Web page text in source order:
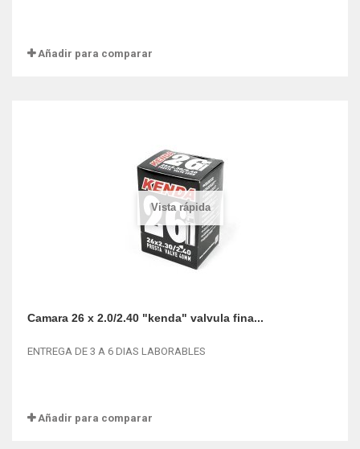
Añadir para comparar
Vista rápida
Camara 26 x 2.0/2.40 "kenda" valvula fina...
ENTREGA DE 3 A 6 DIAS LABORABLES
Añadir para comparar